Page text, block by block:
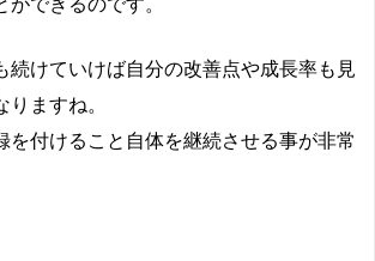
できるのです。
続けていけば自分の改善点や成長率も見
りますね。
を付けること自体を継続させる事が非常